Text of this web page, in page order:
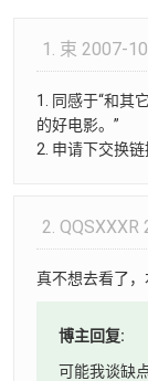
1. 束 2007-
1. 同感于“和其
的好电影。”
2. 申请下交换链
2. QQSXXXR
真不想去看了，
博主回复:
可能我谈缺